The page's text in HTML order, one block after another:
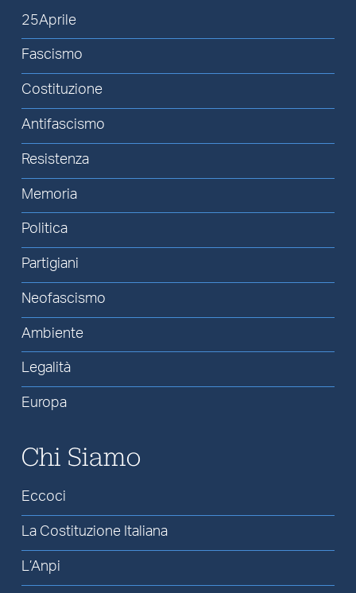
25Aprile
Fascismo
Costituzione
Antifascismo
Resistenza
Memoria
Politica
Partigiani
Neofascismo
Ambiente
Legalità
Europa
Chi Siamo
Eccoci
La Costituzione Italiana
L’Anpi